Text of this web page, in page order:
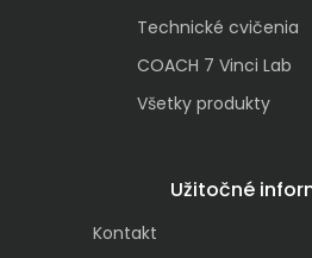
Technické cvičenia
COACH 7 Vinci Lab
Všetky produkty
Užitočné
Kontakt